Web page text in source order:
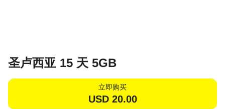
圣卢西亚 15 天 5GB
立即购买
USD 20.00